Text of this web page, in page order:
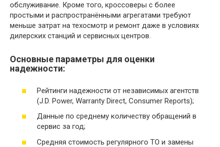
обслуживание. Кроме того, кроссоверы с более
простыми и распространёнными агрегатами требуют
меньше затрат на техосмотр и ремонт даже в условиях
дилерских станций и сервисных центров.
Основные параметры для оценки
надежности:
Рейтинги надежности от независимых агентств
(J.D. Power, Warranty Direct, Consumer Reports);
Данные по среднему количеству обращений в
сервис за год;
Средняя стоимость регулярного ТО и замены